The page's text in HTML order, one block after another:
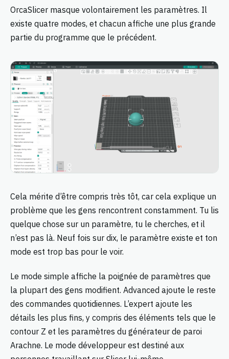
OrcaSlicer masque volontairement les paramètres. Il
existe quatre modes, et chacun affiche une plus grande
partie du programme que le précédent.
Cela mérite d’être compris très tôt, car cela explique un
problème que les gens rencontrent constamment. Tu lis
quelque chose sur un paramètre, tu le cherches, et il
n’est pas là. Neuf fois sur dix, le paramètre existe et ton
mode est trop bas pour le voir.
Le mode simple affiche la poignée de paramètres que
la plupart des gens modifient. Advanced ajoute le reste
des commandes quotidiennes. L’expert ajoute les
détails les plus fins, y compris des éléments tels que le
contour Z et les paramètres du générateur de paroi
Arachne. Le mode développeur est destiné aux